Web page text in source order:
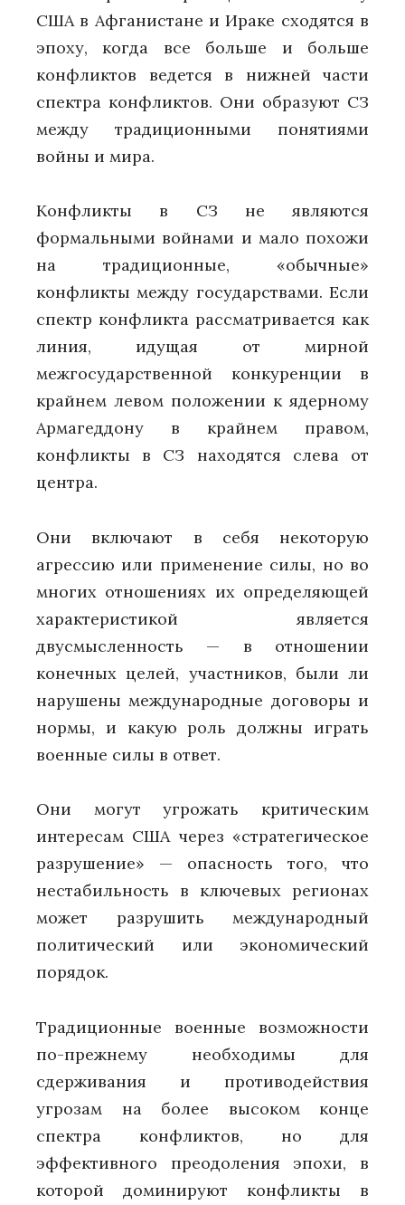
США в Афганистане и Ираке сходятся в
эпоху, когда все больше и больше
конфликтов ведется в нижней части
спектра конфликтов. Они образуют СЗ
между традиционными понятиями
войны и мира.
Конфликты в СЗ не являются
формальными войнами и мало похожи
на традиционные, «обычные»
конфликты между государствами. Если
спектр конфликта рассматривается как
линия, идущая от мирной
межгосударственной конкуренции в
крайнем левом положении к ядерному
Армагеддону в крайнем правом,
конфликты в СЗ находятся слева от
центра.
Они включают в себя некоторую
агрессию или применение силы, но во
многих отношениях их определяющей
характеристикой является
двусмысленность — в отношении
конечных целей, участников, были ли
нарушены международные договоры и
нормы, и какую роль должны играть
военные силы в ответ.
Они могут угрожать критическим
интересам США через «стратегическое
разрушение» — опасность того, что
нестабильность в ключевых регионах
может разрушить международный
политический или экономический
порядок.
Традиционные военные возможности
по-прежнему необходимы для
сдерживания и противодействия
угрозам на более высоком конце
спектра конфликтов, но для
эффективного преодоления эпохи, в
которой доминируют конфликты в